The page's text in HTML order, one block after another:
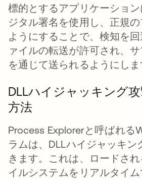
標的とするアプリケーショ
ジタル署名を使用し、正規
ようにすることで、検知を
ァイルの転送が許可され、
を通じて送られるようにしま
DLLハイジャッキング
方法
Process Explorerと呼ばれる
ラムは、DLLハイジャッキン
きます。これは、ロードさ
イルシステムをリアルタイ